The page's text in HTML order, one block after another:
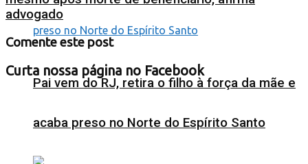
Pai vem do RJ, retira o filho à força da mãe e
acaba preso no Norte do Espírito Santo
advogado
Comente este post
Curta nossa página no Facebook